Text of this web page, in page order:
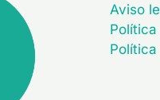
Aviso